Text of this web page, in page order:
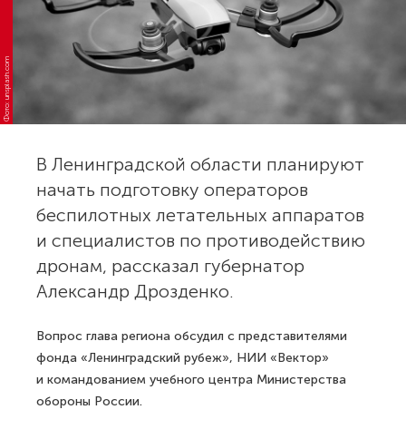
Фото: unsplash.com
В Ленинградской области планируют
начать подготовку операторов
беспилотных летательных аппаратов
и специалистов по противодействию
дронам, рассказал губернатор
Александр Дрозденко.
Вопрос глава региона обсудил с представителями
фонда «Ленинградский рубеж», НИИ «Вектор»
и командованием учебного центра Министерства
обороны России.